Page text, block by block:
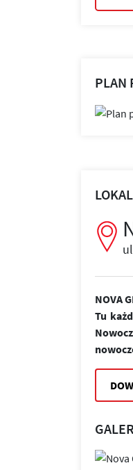
PLAN
NOVA
Tu